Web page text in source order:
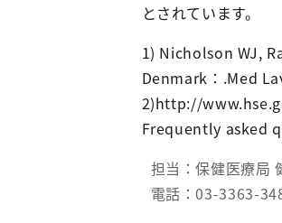
とされています。
1) Nicholson WJ,
Denmark：.Med
2)http://
Frequently asked
担当：保健医療局
電話：03-3363-